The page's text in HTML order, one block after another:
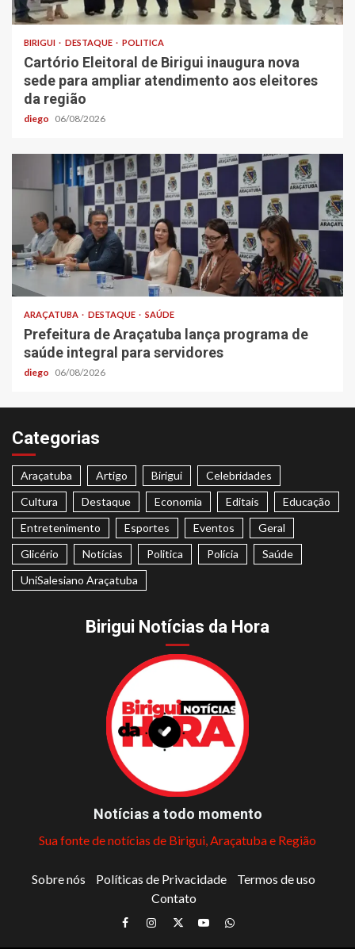
BIRIGUI DESTAQUE POLITICA
Cartório Eleitoral de Birigui inaugura nova
sede para ampliar atendimento aos eleitores
da região
diego 06/08/2026
ARAÇATUBA DESTAQUE SAÚDE
Prefeitura de Araçatuba lança programa de
saúde integral para servidores
diego 06/08/2026
Categorias
Araçatuba Artigo Birigui
Celebridades
Cultura
Destaque Economia Editais
Educação
Entretenimento
Esportes Eventos
Geral
Glicério
Notícias Politica Polícia
Saúde
UniSalesiano Araçatuba
Birigui Notícias da Hora
Notícias a todo momento
Sua fonte de notícias de Birigui, Araçatuba e Região
Sobre nós Políticas de Privacidade
Termos de uso
Contato
Facebook
Instagram
TwitterYoutubeWhatsapp